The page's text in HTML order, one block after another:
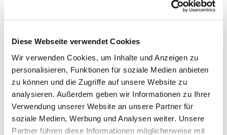
Diese Webseite verwendet Cookies
Wir verwenden Cookies, um Inhalte und Anzeigen zu
personalisieren, Funktionen für soziale Medien anbieten
zu können und die Zugriffe auf unsere Website zu
analysieren. Außerdem geben wir Informationen zu Ihrer
Verwendung unserer Website an unsere Partner für
soziale Medien, Werbung und Analysen weiter. Unsere
Partner führen diese Informationen möglicherweise mit